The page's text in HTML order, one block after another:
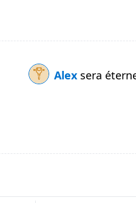
Alex sera